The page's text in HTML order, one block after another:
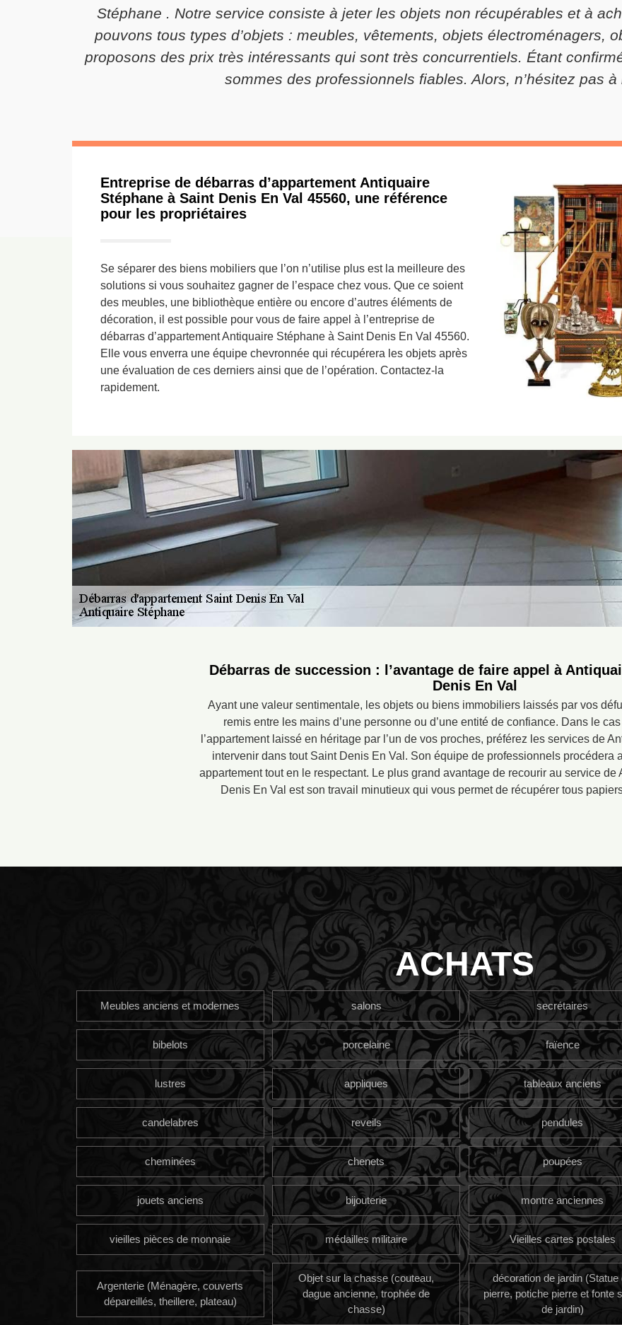
Stéphane . Notre service consiste à jeter les objets non récupérables et à
pouvons tous types d’objets : meubles, vêtements, objets électroménagers,
proposons des prix très intéressants qui sont très concurrentiels. Étant
sommes des professionnels fiables. Alors, n’hésitez pas à
Entreprise de débarras d’appartement Antiquaire
Stéphane à Saint Denis En Val 45560, une référence
pour les propriétaires
Se séparer des biens mobiliers que l’on n’utilise plus est la meilleure des
solutions si vous souhaitez gagner de l’espace chez vous. Que ce soient
des meubles, une bibliothèque entière ou encore d’autres éléments de
décoration, il est possible pour vous de faire appel à l’entreprise de
débarras d’appartement Antiquaire Stéphane à Saint Denis En Val 45560.
Elle vous enverra une équipe chevronnée qui récupérera les objets après
une évaluation de ces derniers ainsi que de l’opération. Contactez-la
rapidement.
Débarras de succession : l’avantage de faire appel à
Denis En Val
Ayant une valeur sentimentale, les objets ou biens immobiliers laissés par vos
remis entre les mains d’une personne ou d’une entité de confiance. Dans le
l’appartement laissé en héritage par l’un de vos proches, préférez les services de
intervenir dans tout Saint Denis En Val. Son équipe de professionnels procédera
appartement tout en le respectant. Le plus grand avantage de recourir au service
Denis En Val est son travail minutieux qui vous permet de récupérer tous
ACHATS
Meubles anciens et modernes salons secrétaires
bibelots porcelaine faïence
lustres appliques tableaux anciens
candelabres reveils pendules
cheminées chenets poupées
jouets anciens bijouterie montre anciennes
vieilles pièces de monnaie médailles militaire Vieilles cartes postales
Argenterie (Ménagère, couverts
dépareillés, theillere, plateau)
Objet sur la chasse (couteau,
dague ancienne, trophée de
chasse)
décoration de jardin (Statue
pierre, potiche pierre et fonte
de jardin)